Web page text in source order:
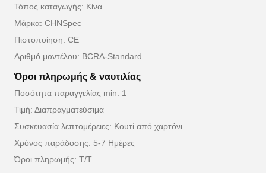
Τόπος καταγωγής: Κίνα
Μάρκα: CHNSpec
Πιστοποίηση: CE
Αριθμό μοντέλου: BCRA-Standard
Όροι πληρωμής & ναυτιλίας
Ποσότητα παραγγελίας min: 1
Τιμή: Διαπραγματεύσιμα
Συσκευασία λεπτομέρειες: Κουτί από χαρτόνι
Χρόνος παράδοσης: 5-7 Ημέρες
Όροι πληρωμής: T/T